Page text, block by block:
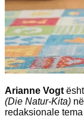
Arianne Vogt
(Die Natur-Kita)
redaksionale